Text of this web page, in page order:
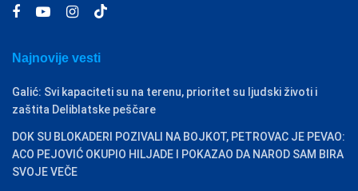
Najnovije vesti
Galić: Svi kapaciteti su na terenu, prioritet su ljudski životi i
zaštita Deliblatske peščare
DOK SU BLOKADERI POZIVALI NA BOJKOT, PETROVAC JE PEVAO:
ACO PEJOVIĆ OKUPIO HILJADE I POKAZAO DA NAROD SAM BIRA
SVOJE VEČE